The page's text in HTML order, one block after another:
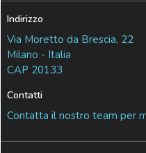
Indirizzo
Via Moretto da Brescia, 22
Milano - Italia
CAP 20133
Contatti
Contatta il nostro team per